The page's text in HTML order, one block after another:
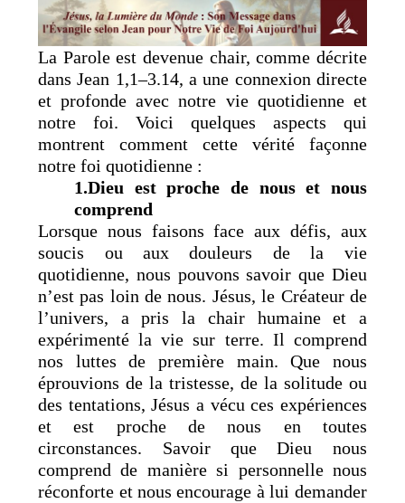
La Parole est devenue chair, comme décrite
dans Jean 1,1–3.14, a une connexion directe
et profonde avec notre vie quotidienne et
notre foi. Voici quelques aspects qui
montrent comment cette vérité façonne
notre foi quotidienne :
1.Dieu est proche de nous et nous
comprend
Lorsque nous faisons face aux défis, aux
soucis ou aux douleurs de la vie
quotidienne, nous pouvons savoir que Dieu
n’est pas loin de nous. Jésus, le Créateur de
l’univers, a pris la chair humaine et a
expérimenté la vie sur terre. Il comprend
nos luttes de première main. Que nous
éprouvions de la tristesse, de la solitude ou
des tentations, Jésus a vécu ces expériences
et est proche de nous en toutes
circonstances. Savoir que Dieu nous
comprend de manière si personnelle nous
réconforte et nous encourage à lui demander